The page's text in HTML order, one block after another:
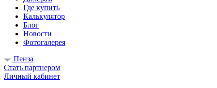
Где купить
Калькулятор
Блог
Новости
Фотогалерея
Пенза
Стать партнером
Личный кабинет